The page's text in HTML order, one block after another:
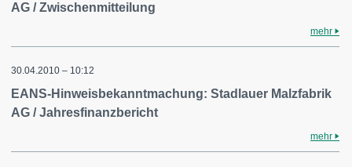
AG / Zwischenmitteilung
mehr
30.04.2010 – 10:12
EANS-Hinweisbekanntmachung: Stadlauer Malzfabrik
AG / Jahresfinanzbericht
mehr